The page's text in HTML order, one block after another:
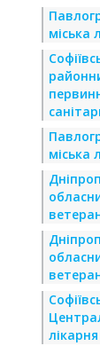
міська
міська
лікарня